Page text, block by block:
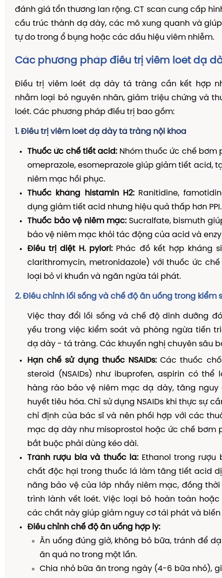
đánh giá tổn thương lan rộng. CT scan cung cấp
cấu trúc thành dạ dày, các mô xung quanh và
tự do trong ổ bụng hoặc các dấu hiệu viêm nhiễm.
Các phương pháp điều trị viêm loét dạ
Điều trị viêm loét dạ dày tá tràng cần kết hợp
nhằm loại bỏ nguyên nhân, giảm triệu chứng và
loét. Các phương pháp điều trị bao gồm:
1. Điều trị viêm loét dạ dày tá tràng nội khoa
Thuốc ức chế tiết acid:Nhóm thuốc ức chế bơm
omeprazole, esomeprazole giúp giảm tiết acid,
niêm mạc hồi phục.
Thuốc kháng histamin H2:Ranitidine,
dụng giảm tiết acid nhưng hiệu quả thấp hơn PPI.
Thuốc bảo vệ niêm mạc:Sucralfate, bismuth
bảo vệ niêm mạc khỏi tác động của acid và
Điều trị diệt H. pylori:Phác đồ kết hợp kháng
clarithromycin, metronidazole) với thuốc ức
loại bỏ vi khuẩn và ngăn ngừa tái phát.
2. Điều chỉnh lối sống và chế độ ăn uống trong kiểm
Việc thay đổi lối sống và chế độ dinh dưỡng
yếu trong việc kiểm soát và phòng ngừa tiến
dạ dày - tá tràng. Các khuyến nghị chuyên sâu
Hạn chế sử dụng thuốc NSAIDs:Các thuốc
steroid (NSAIDs) như ibuprofen, aspirin có thể
hàng rào bảo vệ niêm mạc dạ dày, tăng nguy
huyết tiêu hóa. Chỉ sử dụng NSAIDs khi thực sự
chỉ định của bác sĩ và nên phối hợp với các
mạc dạ dày như misoprostol hoặc ức chế bơm
bắt buộc phải dùng kéo dài.
Tránh rượu bia và thuốc lá:Ethanol trong rượu
chất độc hại trong thuốc lá làm tăng tiết acid
năng bảo vệ của lớp nhầy niêm mạc, đồng
trình lành vết loét. Việc loại bỏ hoàn toàn
các chất này giúp giảm nguy cơ tái phát và biến
Điều chỉnh chế độ ăn uống hợp lý:
Ăn uống đúng giờ, không bỏ bữa, tránh để
ăn quá no trong một lần.
Chia nhỏ bữa ăn trong ngày (4-6 bữa nhỏ),